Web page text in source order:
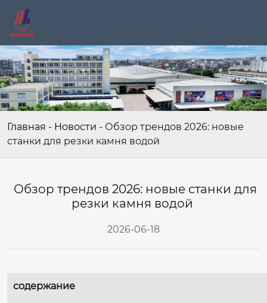
Главная - Новости - Обзор трендов 2026: новые
станки для резки камня водой
Обзор трендов 2026: новые станки для
резки камня водой
2026-06-18
содержание